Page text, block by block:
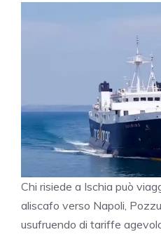
Chi risiede a Ischia può
aliscafo verso Napoli,
usufruendo di tariffe